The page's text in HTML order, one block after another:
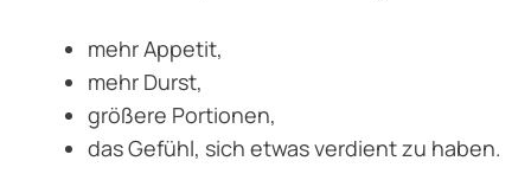
mehr Appetit,
mehr Durst,
größere Portionen,
das Gefühl, sich etwas verdient zu haben.